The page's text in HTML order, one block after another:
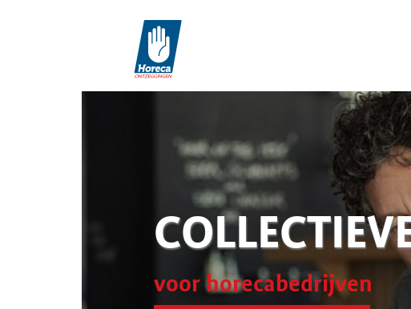
voor horecabedrijven